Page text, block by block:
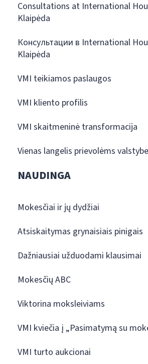
Consultations at International
Klaipėda
Консультации в International
Klaipėda
VMI teikiamos paslaugos
VMI kliento profilis
VMI skaitmeninė transformacija
Vienas langelis prievolėms
NAUDINGA
Mokesčiai ir jų dydžiai
Atsiskaitymas grynaisiais pinigais
Dažniausiai užduodami klausimai
Mokesčių ABC
Viktorina moksleiviams
VMI kviečia į „Pasimatymą su
VMI turto aukcionai